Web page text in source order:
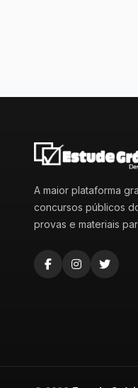
A maior plataforma
concursos públicos
provas e materiais